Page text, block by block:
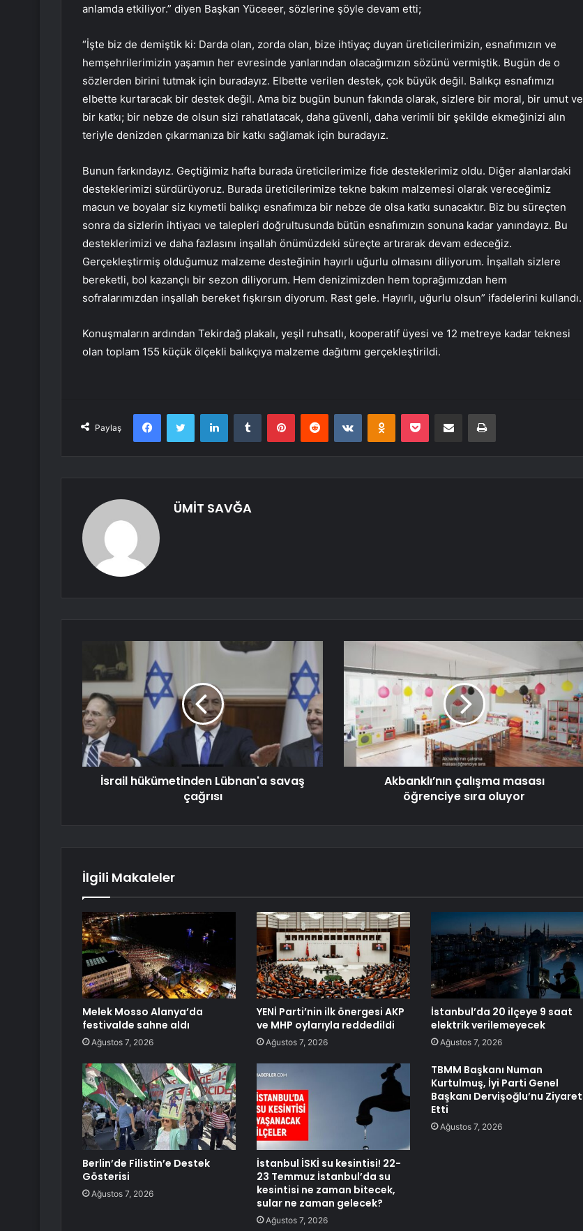
anlamda etkiliyor.” diyen Başkan Yüceeer, sözlerine şöyle devam etti;
“İşte biz de demiştik ki: Darda olan, zorda olan, bize ihtiyaç duyan üreticilerimizin, esnafımızın ve
hemşehrilerimizin yaşamın her evresinde yanlarından olacağımızın sözünü vermiştik. Bugün de o
sözlerden birini tutmak için buradayız. Elbette verilen destek, çok büyük değil. Balıkçı esnafımızı
elbette kurtaracak bir destek değil. Ama biz bugün bunun fakında olarak, sizlere bir moral, bir umut ve
bir katkı; bir nebze de olsun sizi rahatlatacak, daha güvenli, daha verimli bir şekilde ekmeğinizi alın
teriyle denizden çıkarmanıza bir katkı sağlamak için buradayız.
Bunun farkındayız. Geçtiğimiz hafta burada üreticilerimize fide desteklerimiz oldu. Diğer alanlardaki
desteklerimizi sürdürüyoruz. Burada üreticilerimize tekne bakım malzemesi olarak vereceğimiz
macun ve boyalar siz kıymetli balıkçı esnafımıza bir nebze de olsa katkı sunacaktır. Biz bu süreçten
sonra da sizlerin ihtiyacı ve talepleri doğrultusunda bütün esnafımızın sonuna kadar yanındayız. Bu
desteklerimizi ve daha fazlasını inşallah önümüzdeki süreçte artırarak devam edeceğiz.
Gerçekleştirmiş olduğumuz malzeme desteğinin hayırlı uğurlu olmasını diliyorum. İnşallah sizlere
bereketli, bol kazançlı bir sezon diliyorum. Hem denizimizden hem toprağımızdan hem
sofralarımızdan inşallah bereket fışkırsın diyorum. Rast gele. Hayırlı, uğurlu olsun” ifadelerini kullandı.
Konuşmaların ardından Tekirdağ plakalı, yeşil ruhsatlı, kooperatif üyesi ve 12 metreye kadar teknesi
olan toplam 155 küçük ölçekli balıkçıya malzeme dağıtımı gerçekleştirildi.
Paylaş
FacebookTwitter LinkedInTumblr PinterestReddit VKontakteOdnoklassniki
Pocket E-Posta ile paylaş Yazdır
ÜMİT SAVĞA
İsrail hükümetinden Lübnan'a savaş
çağrısı
Akbanklı’nın çalışma masası
öğrenciye sıra oluyor
İlgili Makaleler
Melek Mosso Alanya’da
festivalde sahne aldı
Ağustos 7, 2026
YENİ Parti’nin ilk önergesi AKP
ve MHP oylarıyla reddedildi
Ağustos 7, 2026
İstanbul’da 20 ilçeye 9 saat
elektrik verilemeyecek
Ağustos 7, 2026
Berlin’de Filistin’e Destek
Gösterisi
Ağustos 7, 2026
İstanbul İSKİ su kesintisi! 22-
23 Temmuz İstanbul’da su
kesintisi ne zaman bitecek,
sular ne zaman gelecek?
Ağustos 7, 2026
TBMM Başkanı Numan
Kurtulmuş, İyi Parti Genel
Başkanı Dervişoğlu’nu Ziyaret
Etti
Ağustos 7, 2026